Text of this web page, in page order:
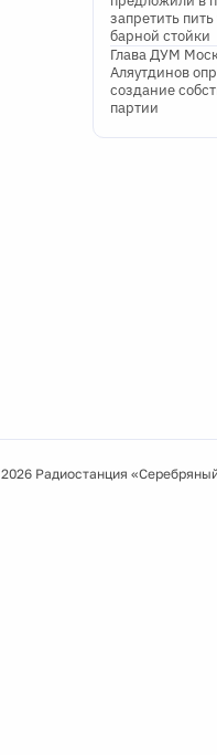
запретить пить
барной стойки
Глава ДУМ
Аляутдинов
создание
партии
2026 Радиостанция